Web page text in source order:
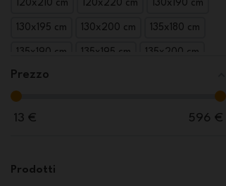
120x210 cm 120x220 cm 130x190 cm
130x195 cm 130x200 cm 135x180 cm
135x190 cm 135x195 cm 135x200 cm
140x180 cm
140x200 cm
150x210 cm
Prezzo
13 € 596 €
Prodotti